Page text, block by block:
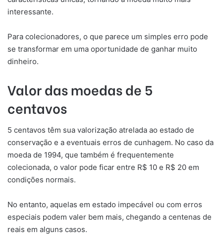
interessante.
Para colecionadores, o que parece um simples erro pode
se transformar em uma oportunidade de ganhar muito
dinheiro.
Valor das moedas de 5
centavos
5 centavos têm sua valorização atrelada ao estado de
conservação e a eventuais erros de cunhagem. No caso da
moeda de 1994, que também é frequentemente
colecionada, o valor pode ficar entre R$ 10 e R$ 20 em
condições normais.
No entanto, aquelas em estado impecável ou com erros
especiais podem valer bem mais, chegando a centenas de
reais em alguns casos.